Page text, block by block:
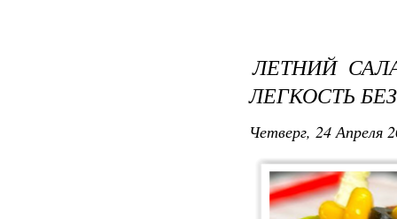
ЛЕТНИЙ
ЛЕГКОСТЬ
Четверг, 24 Апреля